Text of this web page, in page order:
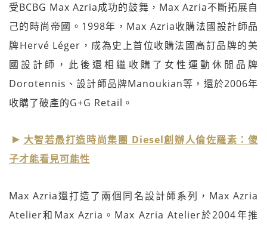
受BCBG Max Azria成功的鼓舞，Max Azria不斷拓展自
己的時尚帝國。1998年，Max Azria收購法國設計師品
牌Hervé Léger，成為史上首位收購法國高訂品牌的美
國設計師，此後還相繼收購了女性運動休閒品牌
Dorotennis、設計師品牌Manoukian等，還於2006年
收購了破產的G+G Retail。
大智若愚打造時尚集團 Diesel創辦人倫佐羅素：傻
子才能看見可能性
Max Azria還打造了兩個同名設計師系列，Max Azria
Atelier和Max Azria。Max Azria Atelier於2004年推